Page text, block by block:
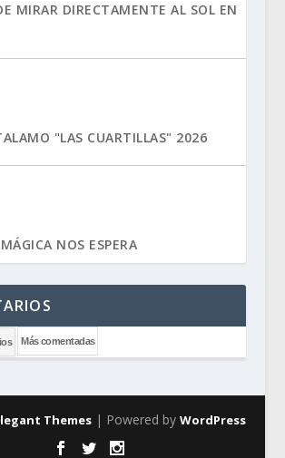
MIRAR DIRECTAMENTE AL SOL EN
"LAS CUARTILLAS" 2026
NOS ESPERA
Más comentadas
Themes| Powered by WordPress